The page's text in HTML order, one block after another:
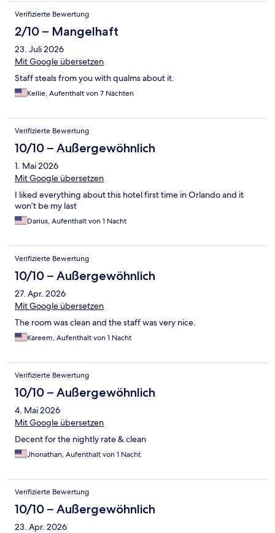
Verifizierte Bewertung
2/10 – Mangelhaft
23. Juli 2026
Mit Google übersetzen
Staff steals from you with qualms about it.
Kellie, Aufenthalt von 7 Nächten
Verifizierte Bewertung
10/10 – Außergewöhnlich
1. Mai 2026
Mit Google übersetzen
I liked everything about this hotel first time in Orlando and it
won’t be my last
Darius, Aufenthalt von 1 Nacht
Verifizierte Bewertung
10/10 – Außergewöhnlich
27. Apr. 2026
Mit Google übersetzen
The room was clean and the staff was very nice.
Kareem, Aufenthalt von 1 Nacht
Verifizierte Bewertung
10/10 – Außergewöhnlich
4. Mai 2026
Mit Google übersetzen
Decent for the nightly rate & clean
Jhonathan, Aufenthalt von 1 Nacht
Verifizierte Bewertung
10/10 – Außergewöhnlich
23. Apr. 2026